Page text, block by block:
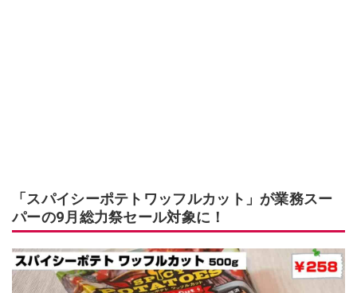
「スパイシーポテトワッフルカット」が業務スー
パーの9月総力祭セール対象に！